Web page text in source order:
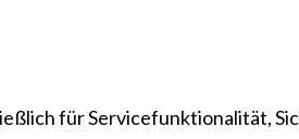
für Servicefunktionalität,